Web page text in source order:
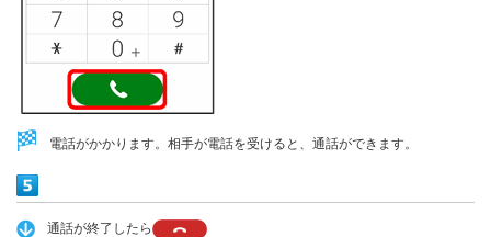
電話がかかります。相手が電話を受けると、通話ができます。
通話が終了したら